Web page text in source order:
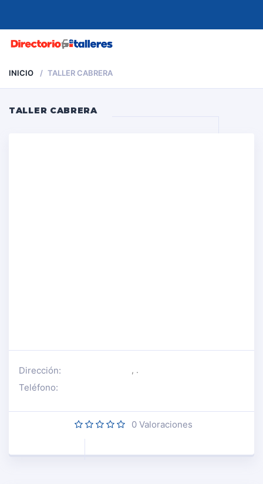
INICIO TALLER CABRERA
TALLER CABRERA
Dirección: , .
Teléfono:
0 Valoraciones